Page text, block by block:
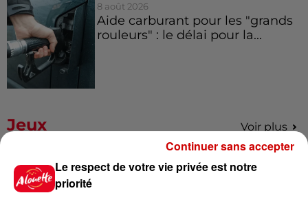
8 août 2026
Aide carburant pour les "grands
rouleurs" : le délai pour la...
Jeux Voir plus
Gagnez vos places pour le
festival Marché Gourmand 2026
Le respect de votre vie privée est notre
priorité
Continuer sans accepter